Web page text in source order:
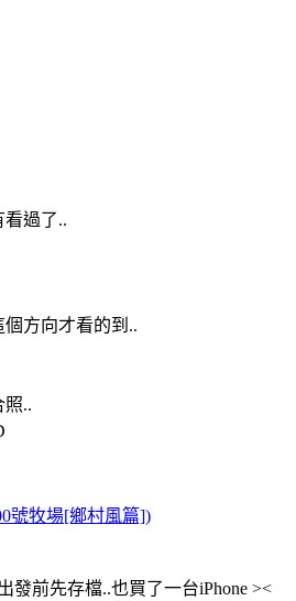
看過了..
方向才看的到..
照..
號牧場[鄉村風篇])
發前先存檔..也買了一台iPhone ><